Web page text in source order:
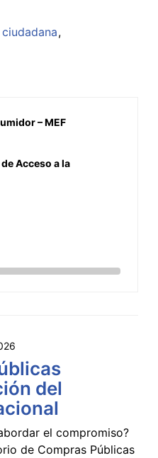
– MEF
Acceso a la
del
el compromiso?
de Compras Públicas